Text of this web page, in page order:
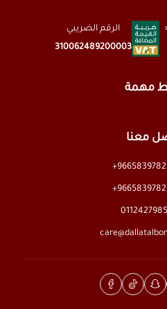
الرقم الضريبي
310062489200003
مهمة
معنا
0112427985